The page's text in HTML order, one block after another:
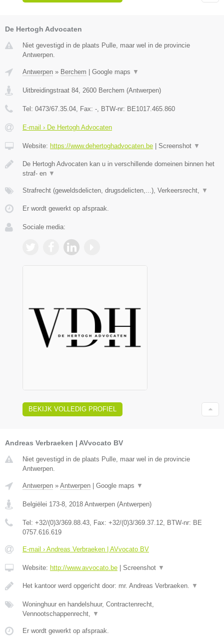
De Hertogh Advocaten
Niet gevestigd in de plaats Pulle, maar wel in de provincie
Antwerpen.
Antwerpen » Berchem Google maps ▼
Uitbreidingstraat 84, 2600 Berchem (Antwerpen)
Tel: 0473/67.35.04, Fax: -, BTW-nr: BE1017.465.860
E-mail › De Hertogh Advocaten
Website: https://www.dehertoghadvocaten.be Screenshot ▼
De Hertogh Advocaten kan u in verschillende domeinen binnen het
straf- en ▼
Strafrecht (geweldsdelicten, drugsdelicten,...), Verkeersrecht, ▼
Er wordt gewerkt op afspraak.
Sociale media:
BEKIJK VOLLEDIG PROFIEL
Andreas Verbraeken | AVvocato BV
Niet gevestigd in de plaats Pulle, maar wel in de provincie
Antwerpen.
Antwerpen » Antwerpen Google maps ▼
Belgiëlei 173-8, 2018 Antwerpen (Antwerpen)
Tel: +32/(0)3/369.88.43, Fax: +32/(0)3/369.37.12, BTW-nr: BE
0757.616.619
E-mail › Andreas Verbraeken | AVvocato BV
Website: http://www.avvocato.be Screenshot ▼
Het kantoor werd opgericht door: mr. Andreas Verbraeken. ▼
Woninghuur en handelshuur, Contractenrecht,
Vennootschappenrecht, ▼
Er wordt gewerkt op afspraak.